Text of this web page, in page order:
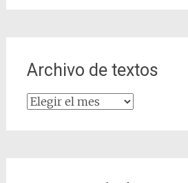
Archivo de textos
Archivo